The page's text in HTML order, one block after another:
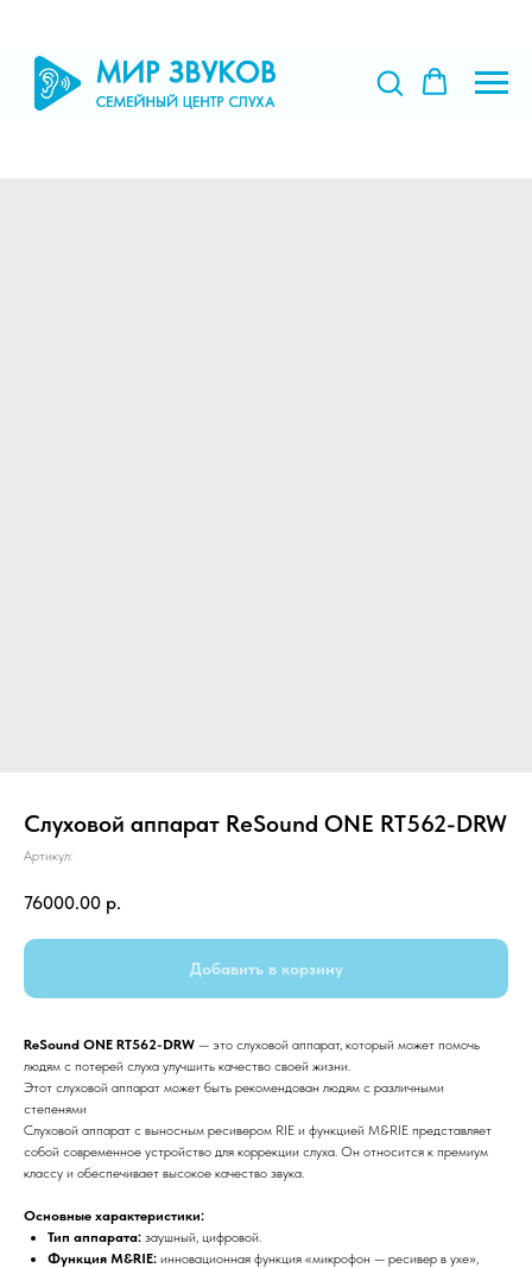
Слуховой аппарат ReSound ONE RT562-DRW
Артикул:
76000.00 р.
Добавить в корзину
ReSound ONE RT562-DRW — это слуховой аппарат, который может помочь
людям с потерей слуха улучшить качество своей жизни.
Этот слуховой аппарат может быть рекомендован людям с различными
степенями
Слуховой аппарат с выносным ресивером RIE и функцией M&RIE представляет
собой современное устройство для коррекции слуха. Он относится к премиум
классу и обеспечивает высокое качество звука.
Основные характеристики:
Тип аппарата: заушный, цифровой.
Функция M&RIE: инновационная функция «микрофон — ресивер в ухе»,